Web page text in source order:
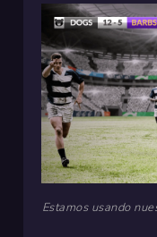
Estamos usando